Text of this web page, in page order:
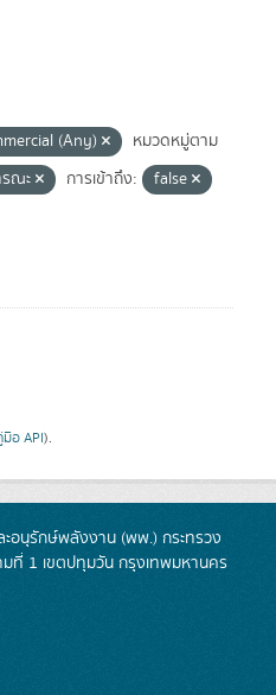
(Any)
หมวดหมู่ตาม
ณะ การเข้าถึง:
false
มือ API).
นุรักษ์พลังงาน (พพ.) กระทรวง
ที่ 1 เขตปทุมวัน กรุงเทพมหานคร